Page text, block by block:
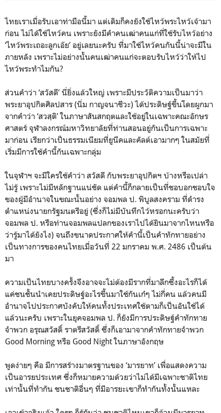
ไทยเราเมื่อรับเอาท่ามือนี้มา แต่เดิมก็คงยังใช้ไหว้พระไหว้เจ้ามา
ก่อน ไม่ได้ใช้ไหว้คน เพราะยังมีคำคนเฒ่าคนแก่ที่ใช้รับไหว้อย่าง
‘ไหว้พระเถอะลูกเอ๊ย’ อยู่เลยนะครับ ที่มาใช้ไหว้คนกันนี้น่าจะมีใน
ภายหลัง เพราะไม่อย่างนั้นคนเฒ่าคนแก่จะตอบรับไหว้ว่าให้ไป
ไหว้พระทำไมกัน?
ส่วนคำว่า ‘สวัสดี’ นี่ยิ่งแล้วใหญ่ เพราะมีประวัติความเป็นมาว่า
พระยาอุปกิตศิลปสาร (นิ่ม กาญจนาชีวะ) ได้ประดิษฐ์ขึ้นโดยผูกมา
จากคำว่า ‘สวสฺติ’ ในภาษาสันสกฤตและใช้อยู่ในเฉพาะคณะอักษร
ศาสตร์ จุฬาลงกรณ์มหาวิทยาลัยที่ท่านสอนอยู่กันเป็นการเฉพาะ
มาก่อน เรียกว่าเป็นธรรมเนียมที่ยูนีคและคัลต์เอามากๆ ในสมัยที่
เริ่มมีการใช้คำนี้กันเฉพาะกลุ่ม
ในจุฬาฯ จะมีใครใช้คำว่า สวัสดี กับพระยาอุปกิตฯ บ้างหรือเปล่า
ไม่รู้ เพราะไม่มีหลักฐานแน่ชัด แต่คำนี้ก็กลายเป็นที่ชอบอกชอบใจ
ของผู้มีอำนาจในขณะนั้นอย่าง จอมพล ป. พิบูลสงคราม ที่ดำรง
ตำแหน่งนายกรัฐมนตรีอยู่ (ซึ่งก็ไม่มีบันทึกไว้หรอกนะครับว่า
จอมพล ป. หรือท่านจอมพลแปลกของเราไปได้ยินมาจากไหนหรือ
ว่ารู้มาได้ยังไง) จนถึงขนาดประกาศให้คำนี้เป็นคำทักทายอย่าง
เป็นทางการของคนไทยเมื่อวันที่ 22 มกราคม พ.ศ. 2486 เป็นต้น
มา
ความเป็นไทยบางครั้งจึงอาจจะไม่ต้องมีรากที่มาลึกซึ้งอะไรก็ได้
แค่ชนชั้นนำเคยประดิษฐ์อะไรขึ้นมาใช้กันเก๋ๆ ไม่กี่คน แล้วคนมี
อำนาจไปประกาศบังคับให้คนทั้งประเทศใช้ตามก็เป็นอันใช้ได้
แล้วนะครับ เพราะในยุคจอมพล ป. ก็ยังมีการประดิษฐ์คำทักทาย
จำพวก อรุณสวัสดิ์ ราตรีสวัสดิ์ ซึ่งก็เอามาจากคำทักทายจำพวก
Good Morning หรือ Good Night ในภาษาอังกฤษ
พูดง่ายๆ คือ มีการสร้างมาตรฐานของ ‘มารยาท’ เพื่อแสดงความ
เป็นอารยประเทศ ซึ่งก็หมายความด้วยว่าไม่ได้มีเฉพาะชาติไทย
เท่านั้นที่ทำกัน ชนชาติอื่นๆ ที่มีอารยะเขาก็ทำกันทั้งนั้นแหละ